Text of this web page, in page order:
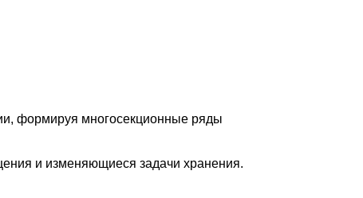
формируя многосекционные ряды
и изменяющиеся задачи хранения.